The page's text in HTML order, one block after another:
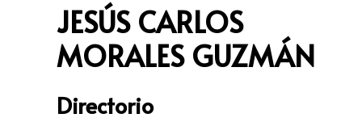
JESÚS CARLOS
MORALES GUZMÁN
Directorio